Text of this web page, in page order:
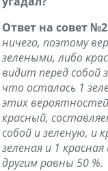
Ответ на совет
ничего, поэтому
зелеными, либо
видит перед собой
что осталась 1
этих
красный,
собой и зеленую, и
зеленая и 1
другим равны 50 %.